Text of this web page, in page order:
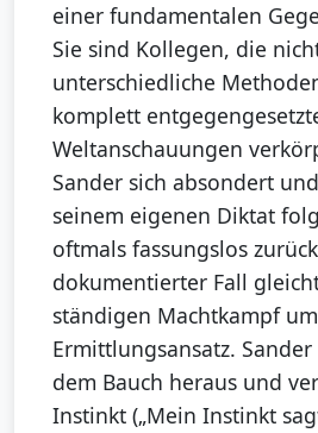
einer fundamentalen
Sie sind Kollegen, die
unterschiedliche
komplett
Weltanschauungen
Sander sich absondert
seinem eigenen Diktat
oftmals fassungslos
dokumentierter Fall
ständigen Machtkampf
Ermittlungsansatz.
dem Bauch heraus und
Instinkt („Mein Instinkt